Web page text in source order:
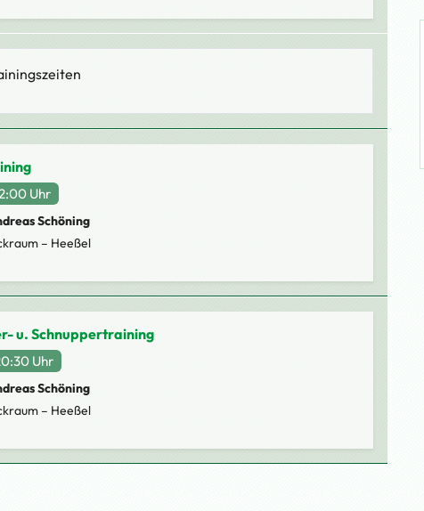
Uhr
Schöning
– Heeßel
u. Schnuppertraining
Uhr
Schöning
– Heeßel